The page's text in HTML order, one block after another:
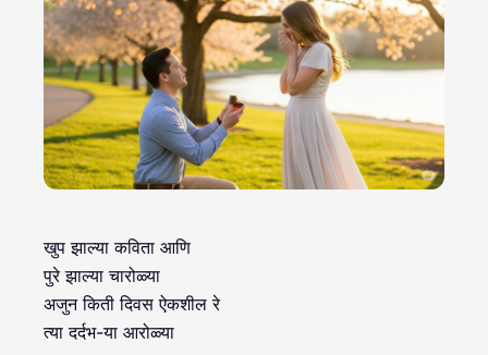
खुप झाल्या कविता आणि
पुरे झाल्या चारोळ्या
अजुन किती दिवस ऐकशील रे
त्या दर्दभ-या आरोळ्या